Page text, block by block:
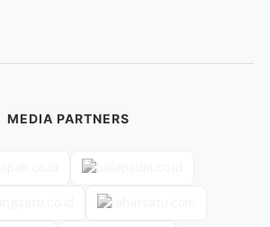
MEDIA PARTNERS